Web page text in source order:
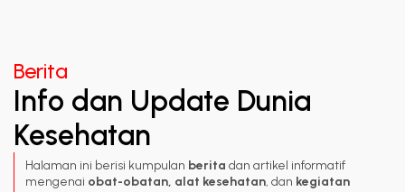
Berita
Info dan Update Dunia
Kesehatan
Halaman ini berisi kumpulan berita dan artikel informatif
mengenai obat-obatan, alat kesehatan, dan kegiatan